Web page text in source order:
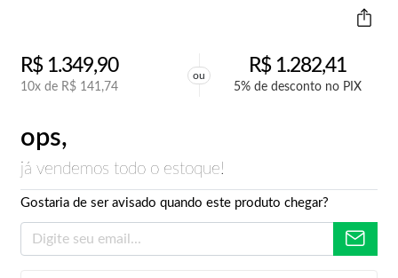
R$1.349,90
10x de R$ 141,74
ou R$1.282,41
5% de desconto no PIX
ops,
já vendemos todo o estoque!
Gostaria de ser avisado quando este produto chegar?